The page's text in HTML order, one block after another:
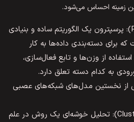
زمینه احساس می‌شود.
پرسپترون (Perceptron): پرسپترون یک الگوریتم ساده و بنیادی
برای دسته‌بندی داده‌ها به کار
از وزن‌ها و تابع فعال‌سازی،
به کدام دسته تعلق دارد.
از نخستین مدل‌های شبکه‌های عصبی
تحلیل خوشه‌ای (Clustering): تحلیل خوشه‌ای یک روش در علم